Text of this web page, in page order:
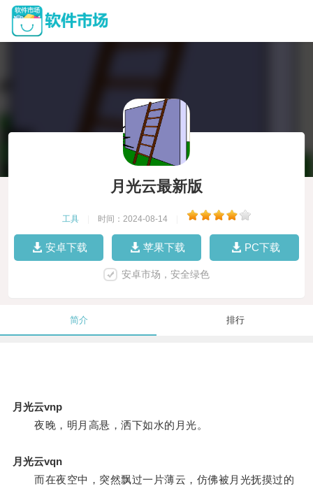
月光云最新版
工具 时间：2024-08-14
安卓下载 苹果下载 PC下载
安卓市场，安全绿色
简介 排行
月光云vnp
夜晚，明月高悬，洒下如水的月光。
月光云vqn
而在夜空中，突然飘过一片薄云，仿佛被月光抚摸过的